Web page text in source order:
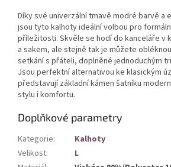
Díky své univerzální tmavě modré barvě a
jsou tyto kalhoty ideální volbou pro
příležitosti. Skvěle se hodí do kanceláře v
a sakem, ale stejně tak je můžete
setkání s přáteli, doplněné jednoduchým
Jsou perfektní alternativou ke klasickým
představují základní kámen šatníku
stylu i komfortu.
Doplňkové parametry
Kategorie:
Kalhoty
Velikost:
L